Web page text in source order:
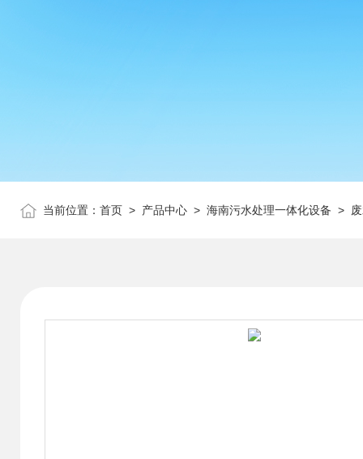
当前位置： 首页 > 产品中心 > 海南污水处理一体化设备 >